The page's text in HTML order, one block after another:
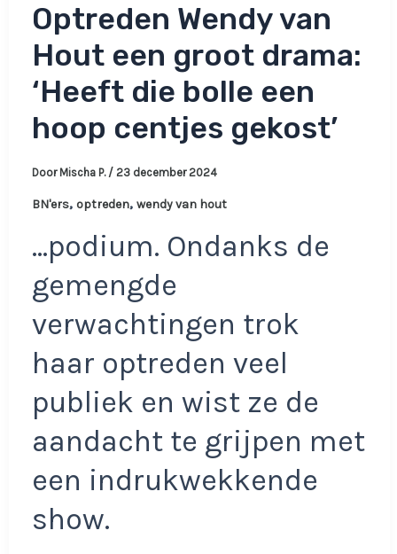
Optreden Wendy van
Hout een groot drama:
‘Heeft die bolle een
hoop centjes gekost’
Door Mischa P. / 23 december 2024
BN'ers, optreden, wendy van hout
…podium. Ondanks de
gemengde
verwachtingen trok
haar optreden veel
publiek en wist ze de
aandacht te grijpen met
een indrukwekkende
show.